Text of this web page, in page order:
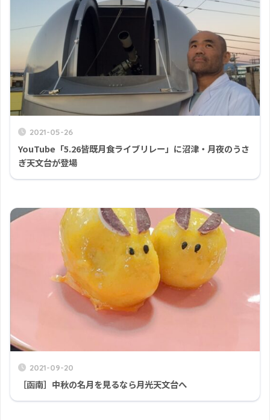
2021-05-26
YouTube「5.26皆既月食ライブリレー」に沼津・月夜のうさ
ぎ天文台が登場
2021-09-20
［函南］中秋の名月を見るなら月光天文台へ